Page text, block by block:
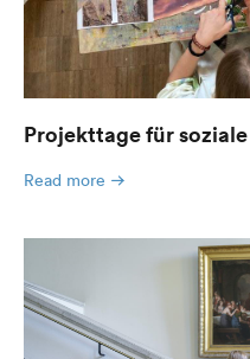
Projekttage für
Read more